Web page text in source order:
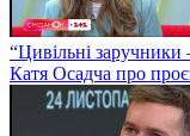
“Цивільні заручники
Катя Осадча про